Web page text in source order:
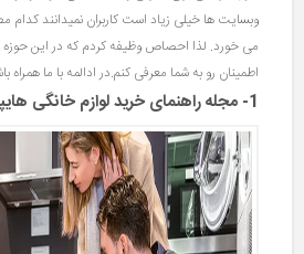
وبسایت ها خیلی زیاد است کاربران نمیدانند
می خورد. لذا احصاص وظیفه کردم که در این
اطمینان رو به شما معرفی کنم.در ادالمه با ما همراه
1- مجله راهنمای خرید لوازم خانگی هایپرمال